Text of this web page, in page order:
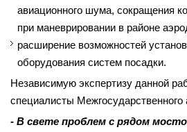
авиационного шума, сокращения
при маневрировании в районе
расширение возможностей
оборудования систем посадки.
Независимую экспертизу данной
специалисты Межгосударственного
- В свете проблем с рядом